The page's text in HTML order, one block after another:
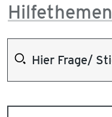
Hilfethemen